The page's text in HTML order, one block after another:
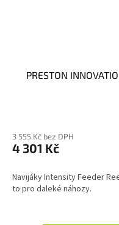
PRESTON
3 555 Kč bez DPH
4 301 Kč
Navijáky Intensity Feeder
to pro daleké náhozy.